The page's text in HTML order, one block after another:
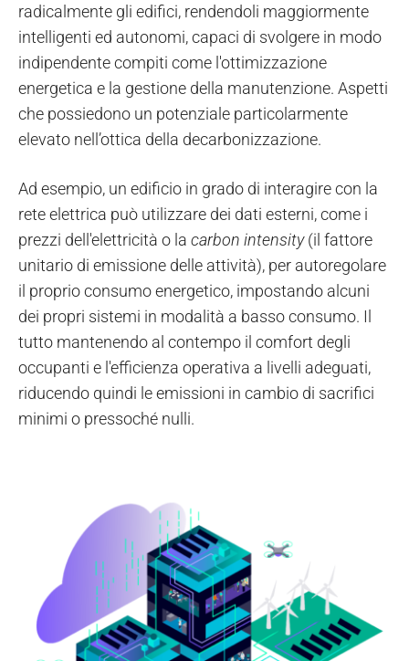
radicalmente gli edifici, rendendoli maggiormente
intelligenti ed autonomi, capaci di svolgere in modo
indipendente compiti come l'ottimizzazione
energetica e la gestione della manutenzione. Aspetti
che possiedono un potenziale particolarmente
elevato nell’ottica della decarbonizzazione.
Ad esempio, un edificio in grado di interagire con la
rete elettrica può utilizzare dei dati esterni, come i
prezzi dell'elettricità o la carbon intensity(il fattore
unitario di emissione delle attività), per autoregolare
il proprio consumo energetico, impostando alcuni
dei propri sistemi in modalità a basso consumo. Il
tutto mantenendo al contempo il comfort degli
occupanti e l'efficienza operativa a livelli adeguati,
riducendo quindi le emissioni in cambio di sacrifici
minimi o pressoché nulli.